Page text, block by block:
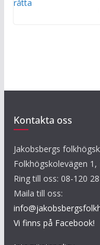
Kontakta oss
Jakobsbergs
Folkhögskolevägen 1,
Ring till oss: 08-120
Maila till oss:
Vi finns på Facebook!